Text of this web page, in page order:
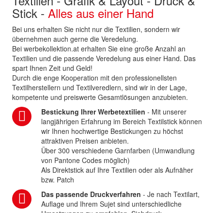
Stick - Alles aus einer Hand
Bei uns erhalten Sie nicht nur die Textilien, sondern wir
übernehmen auch gerne die Veredelung.
Bei werbekollektion.at erhalten Sie eine große Anzahl an
Textilien und die passende Veredelung aus einer Hand. Das
spart Ihnen Zeit und Geld!
Durch die enge Kooperation mit den professionellsten
Textilherstellern und Textilveredlern, sind wir in der Lage,
kompetente und preiswerte Gesamtlösungen anzubieten.
Bestickung Ihrer Werbetextilien - Mit unserer
langjährigen Erfahrung im Bereich Textilstick können
wir Ihnen hochwertige Bestickungen zu höchst
attraktiven Preisen anbieten.
Über 300 verschiedene Garnfarben (Umwandlung
von Pantone Codes möglich)
Als Direktstick auf Ihre Textilien oder als Aufnäher
bzw. Patch
Das passende Druckverfahren - Je nach Textilart,
Auflage und Ihrem Sujet sind unterschiedliche